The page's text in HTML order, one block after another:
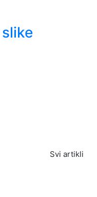
Svi artikli